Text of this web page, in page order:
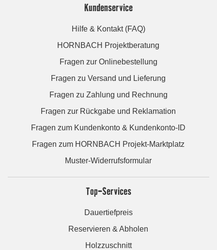
Kundenservice
Hilfe & Kontakt (FAQ)
HORNBACH Projektberatung
Fragen zur Onlinebestellung
Fragen zu Versand und Lieferung
Fragen zu Zahlung und Rechnung
Fragen zur Rückgabe und Reklamation
Fragen zum Kundenkonto & Kundenkonto-ID
Fragen zum HORNBACH Projekt-Marktplatz
Muster-Widerrufsformular
Top-Services
Dauertiefpreis
Reservieren & Abholen
Holzzuschnitt